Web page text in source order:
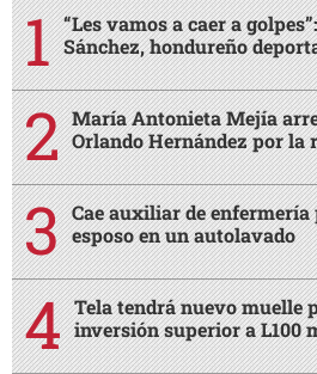
“Les vamos a caer a
Sánchez, hondureño
María Antonieta Mejía
Orlando Hernández por la
Cae auxiliar de enfermería
esposo en un autolavado
Tela tendrá nuevo muelle
inversión superior a L100